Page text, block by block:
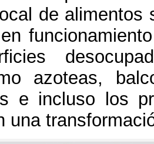
de alimentos
azoteas,
e incluso los
una